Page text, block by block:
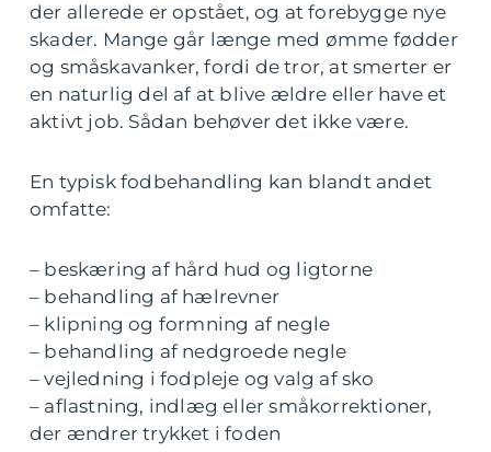
der allerede er opstået, og at forebygge nye
skader. Mange går længe med ømme fødder
og småskavanker, fordi de tror, at smerter er
en naturlig del af at blive ældre eller have et
aktivt job. Sådan behøver det ikke være.
En typisk fodbehandling kan blandt andet
omfatte:
– beskæring af hård hud og ligtorne
– behandling af hælrevner
– klipning og formning af negle
– behandling af nedgroede negle
– vejledning i fodpleje og valg af sko
– aflastning, indlæg eller småkorrektioner,
der ændrer trykket i foden